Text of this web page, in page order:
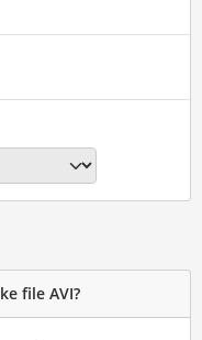
file AVI?